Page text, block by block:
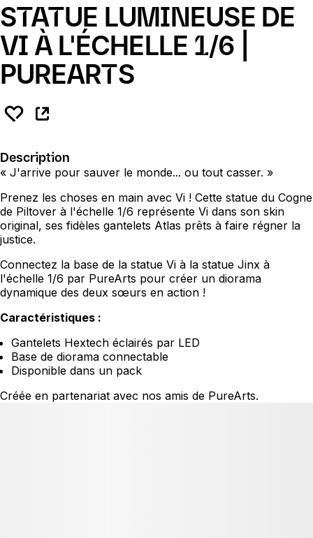
STATUE LUMINEUSE DE
VI À L'ÉCHELLE 1/6 |
PUREARTS
Description
« J'arrive pour sauver le monde... ou tout casser. »
Prenez les choses en main avec Vi ! Cette statue du Cogne
de Piltover à l'échelle 1/6 représente Vi dans son skin
original, ses fidèles gantelets Atlas prêts à faire régner la
justice.
Connectez la base de la statue Vi à la statue Jinx à
l'échelle 1/6 par PureArts pour créer un diorama
dynamique des deux sœurs en action !
Caractéristiques :
Gantelets Hextech éclairés par LED
Base de diorama connectable
Disponible dans un pack
Créée en partenariat avec nos amis de PureArts.